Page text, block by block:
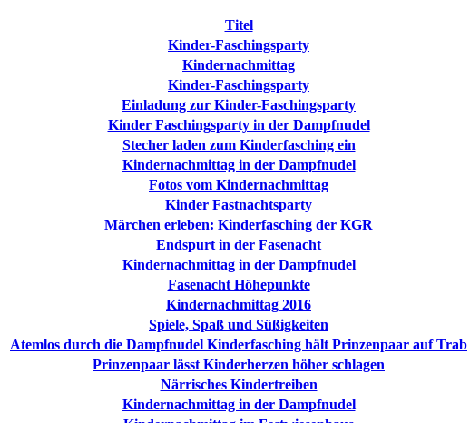
Titel
Kinder-Faschingsparty
Kindernachmittag
Kinder-Faschingsparty
Einladung zur Kinder-Faschingsparty
Kinder Faschingsparty in der Dampfnudel
Stecher laden zum Kinderfasching ein
Kindernachmittag in der Dampfnudel
Fotos vom Kindernachmittag
Kinder Fastnachtsparty
Märchen erleben: Kinderfasching der KGR
Endspurt in der Fasenacht
Kindernachmittag in der Dampfnudel
Fasenacht Höhepunkte
Kindernachmittag 2016
Spiele, Spaß und Süßigkeiten
Atemlos durch die Dampfnudel Kinderfasching hält Prinzenpaar auf Trab
Prinzenpaar lässt Kinderherzen höher schlagen
Närrisches Kindertreiben
Kindernachmittag in der Dampfnudel